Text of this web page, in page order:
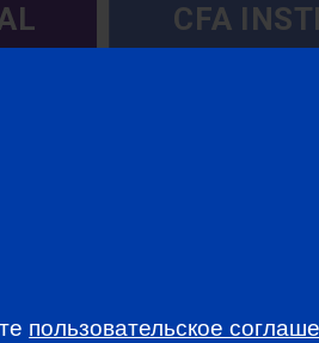
CFA
пользовательское